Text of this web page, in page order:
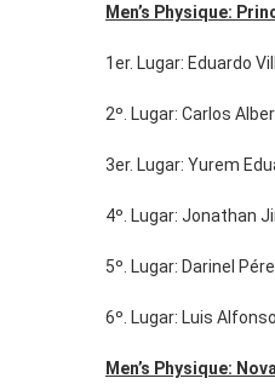
Men’s Physique:
1er. Lugar: Eduardo
2º. Lugar: Carlos
3er. Lugar: Yurem
4º. Lugar: Jonathan
5º. Lugar: Darinel
6º. Lugar: Luis
Men’s Physique: